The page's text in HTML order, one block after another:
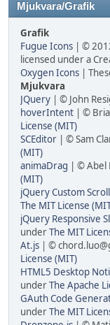
Mjukvara/Grafik
Grafik
Fugue Icons | ©
licensed under a
Oxygen Icons |
Mjukvara
JQuery | © John
hoverIntent | ©
License (MIT)
SCEditor | © Sam
(MIT)
animaDrag | © Abel
(MIT)
jQuery Custom
The MIT License
jQuery Responsive
underThe MIT
At.js | ©
License (MIT)
HTML5 Desktop
underThe Apache
GAuth Code
underThe MIT